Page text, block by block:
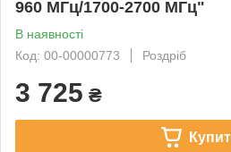
960 МГц/1700-2700 МГц"
В наявності
Код: 00-00000773
Роздріб
3 725 ₴